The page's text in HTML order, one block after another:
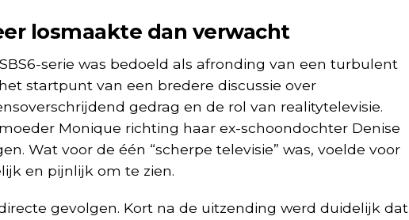
losmaakte dan verwacht
serie was bedoeld als afronding van een turbulent
startpunt van een bredere discussie over
gedrag en de rol van realitytelevisie.
Monique richting haar ex-schoondochter Denise
Wat voor de één “scherpe televisie” was, voelde voor
en pijnlijk om te zien.
gevolgen. Kort na de uitzending werd duidelijk dat